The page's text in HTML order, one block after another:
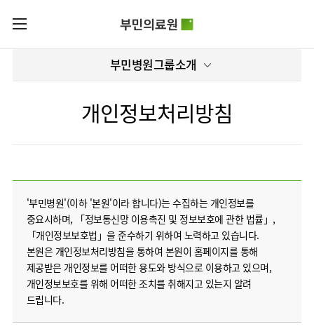
로그인
글로벌
얼라이언스
연혁
조직도
오시는길
의료진
입찰공고
부민병원
40주년
역사관
해운대부민병원
구포부민병원
부민
프레스티지
라이프케어센터
마곡
RUS
CHI
부민병원그룹소개
개인정보처리방침
'부민병원'(이하 '본원'이라 합니다)는 수집하는 개인정보를
중요시하며, 「정보통신망 이용촉진 및 정보보호에 관한 법률」,
「개인정보보호법」을 준수하기 위하여 노력하고 있습니다.
본원은 개인정보처리방침을 통하여 본원이 홈페이지를 통해
제공받은 개인정보를 어떠한 용도와 방식으로 이용하고 있으며,
개인정보보호를 위해 어떠한 조치를 취해지고 있는지 알려
드립니다.